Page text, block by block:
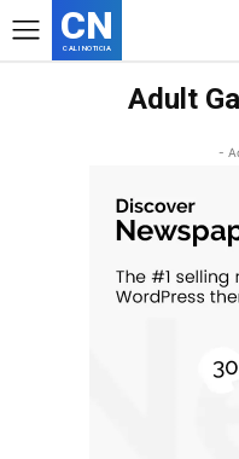
CN
CALI NOTICIA
Adult
-